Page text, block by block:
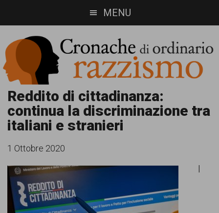
to
main
content
to
footer
MENU
Cronache
di
ordinario
razzismo
Cronachediordinariorazzismo.org
un
sito
informazione,
approfondimento
Reddito di cittadinanza:
continua la discriminazione tra
italiani e stranieri
1 Ottobre 2020
I